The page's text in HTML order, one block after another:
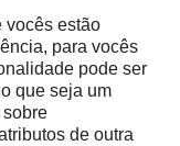
vocês estão
para vocês
pode ser
que seja um
de outra